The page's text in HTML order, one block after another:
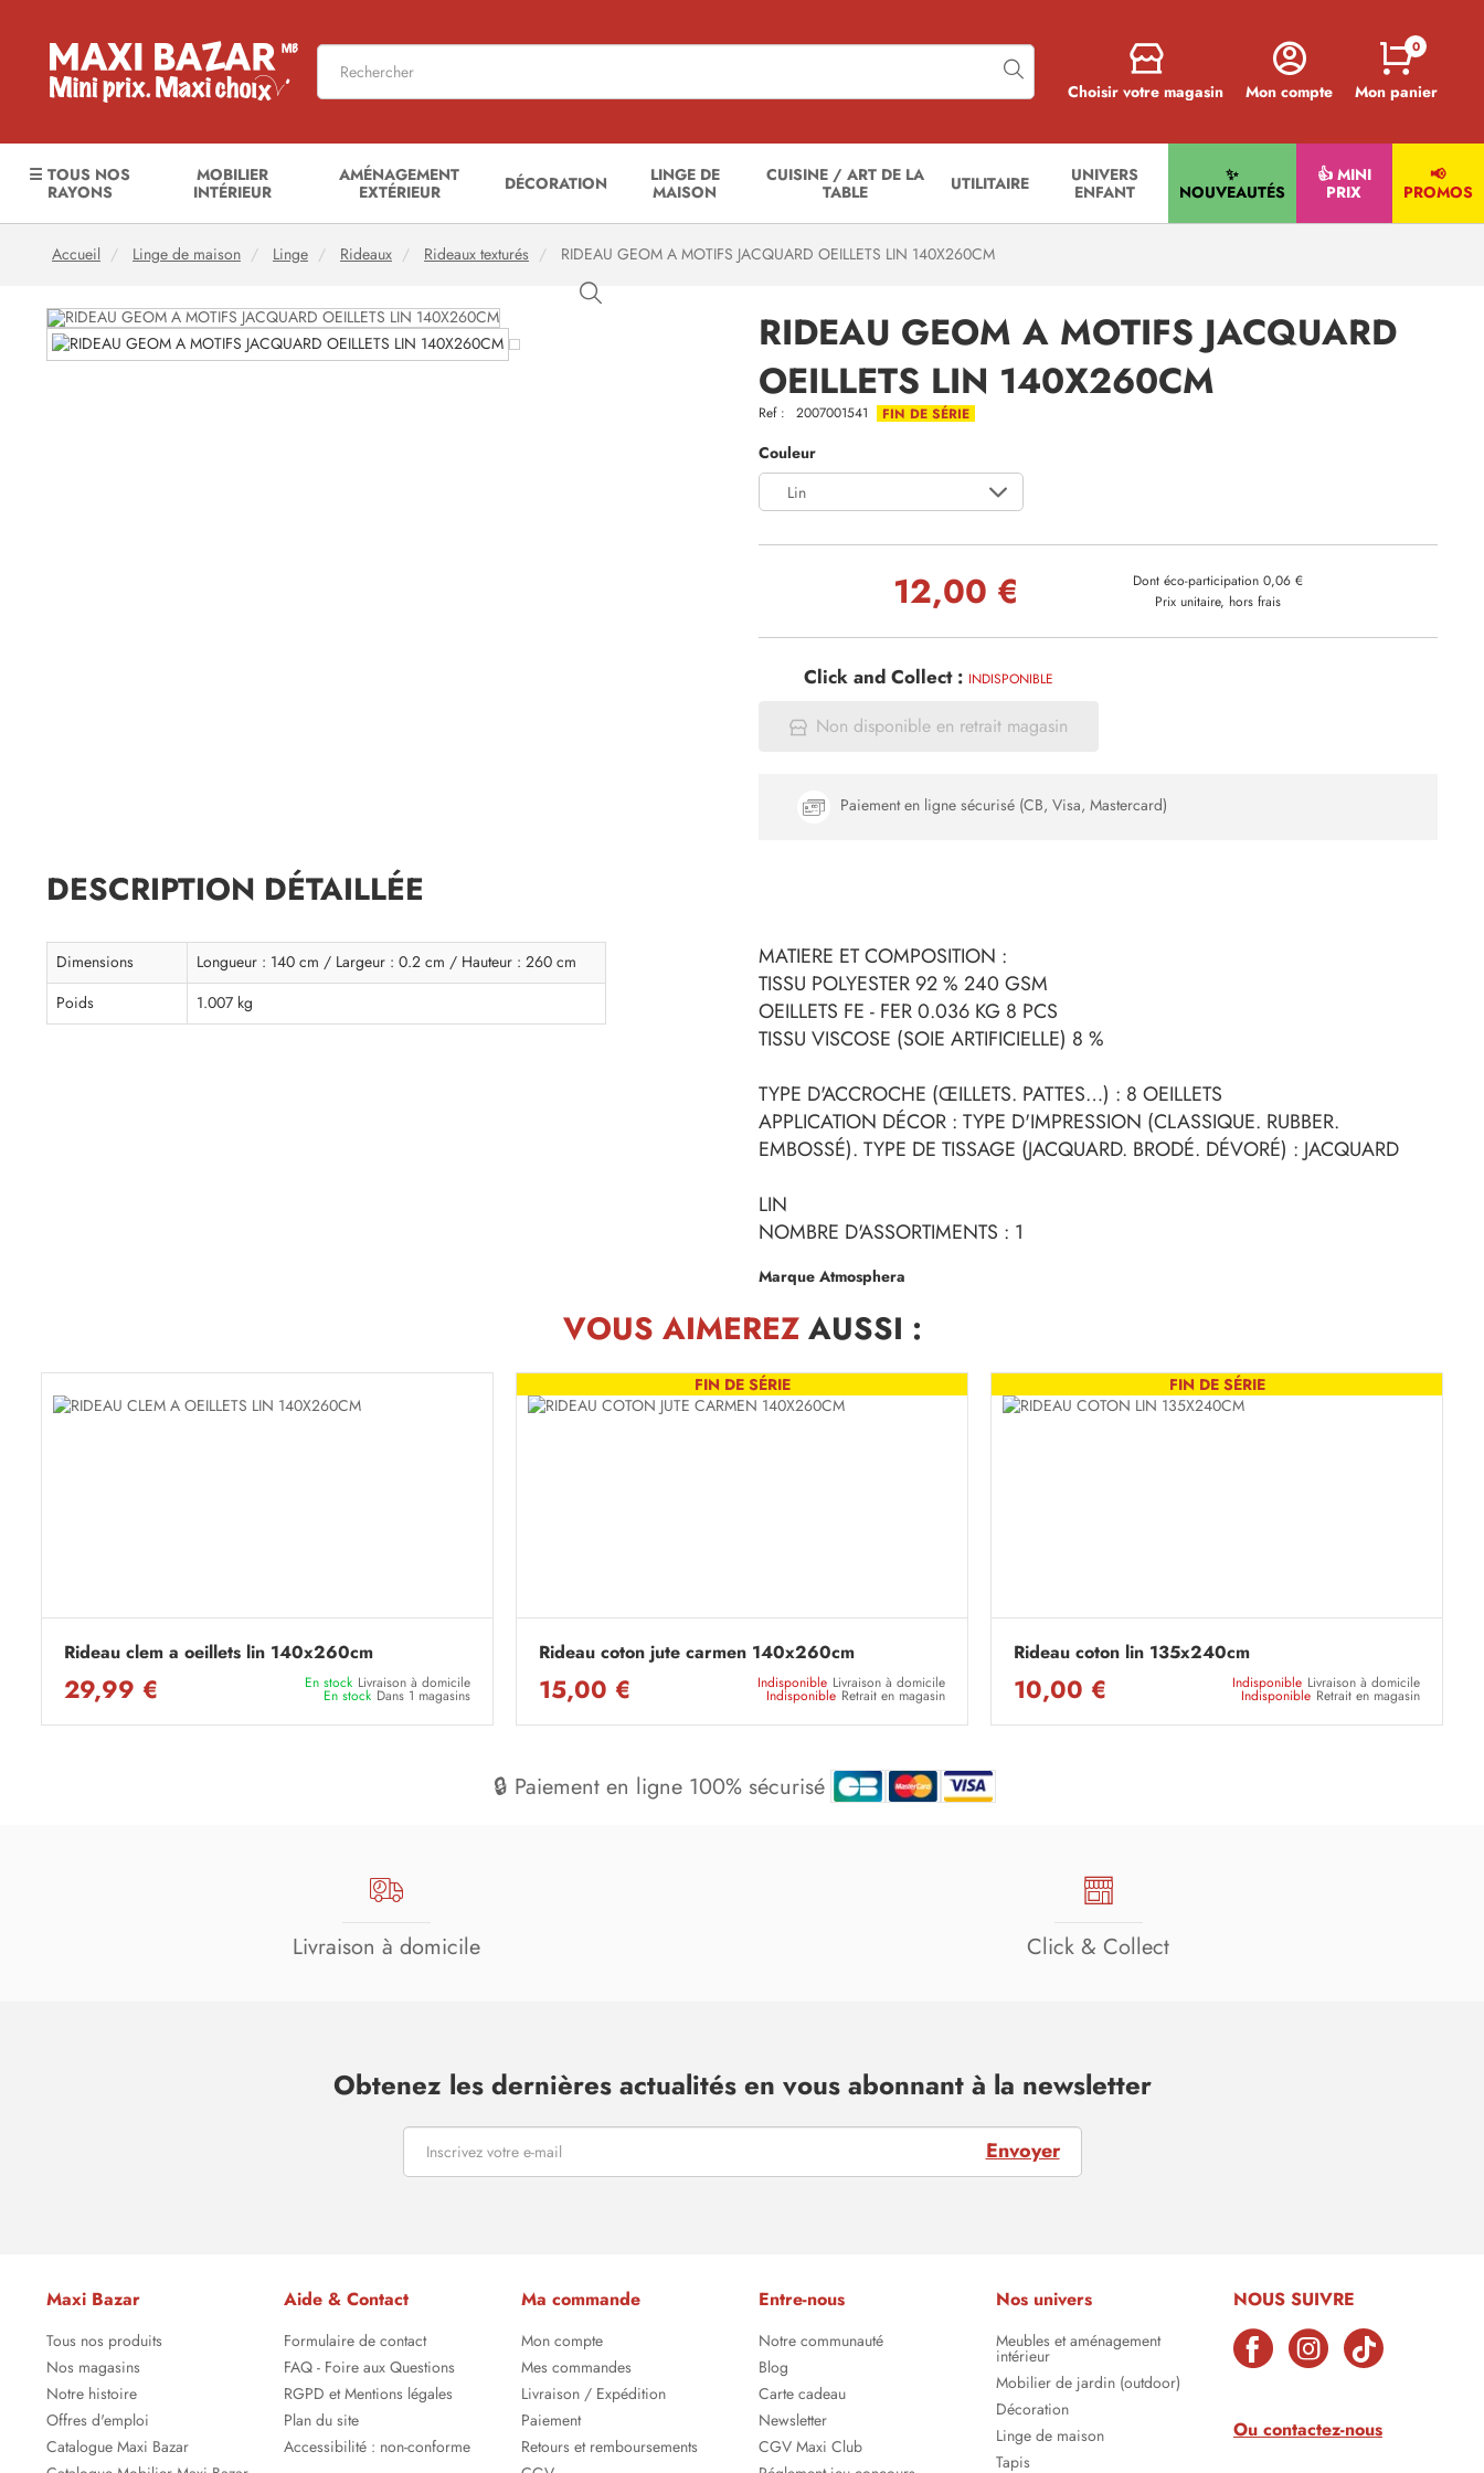
Choisir votre magasin Mon compte Mon panier
0
☰ TOUS NOS
RAYONS
MOBILIER
INTÉRIEUR
AMÉNAGEMENT
EXTÉRIEUR
DÉCORATION
LINGE DE
MAISON
CUISINE / ART DE LA
TABLE
UTILITAIRE
UNIVERS
ENFANT
✨
NOUVEAUTÉS
👍 MINI
PRIX
📢
PROMOS
Accueil Linge de maison Linge Rideaux Rideaux texturés RIDEAU GEOM A MOTIFS JACQUARD OEILLETS LIN 140X260CM
RIDEAU GEOM A MOTIFS JACQUARD
OEILLETS LIN 140X260CM
Ref : 2007001541 FIN DE SÉRIE
Couleur
Lin
12,00 €
Dont éco-participation 0,06 €
Prix unitaire, hors frais
Click and Collect : INDISPONIBLE
Non disponible en retrait magasin
Paiement en ligne sécurisé (CB, Visa, Mastercard)
DESCRIPTION DÉTAILLÉE
Dimensions
Longueur : 140 cm / Largeur : 0.2 cm / Hauteur : 260 cm
Poids
1.007 kg
MATIERE ET COMPOSITION :
TISSU POLYESTER 92 % 240 GSM
OEILLETS FE - FER 0.036 KG 8 PCS
TISSU VISCOSE (SOIE ARTIFICIELLE) 8 %
TYPE D'ACCROCHE (ŒILLETS. PATTES…) : 8 OEILLETS
APPLICATION DÉCOR : TYPE D'IMPRESSION (CLASSIQUE. RUBBER.
EMBOSSÉ). TYPE DE TISSAGE (JACQUARD. BRODÉ. DÉVORÉ) : JACQUARD
LIN
NOMBRE D'ASSORTIMENTS : 1
Marque Atmosphera
VOUS AIMEREZAUSSI :
Rideau clem a oeillets lin 140x260cm
29,99 € En stock Livraison à domicile
En stock Dans 1 magasins
FIN DE SÉRIE
Rideau coton jute carmen 140x260cm
15,00 € Indisponible Livraison à domicile
Indisponible Retrait en magasin
FIN DE SÉRIE
Rideau coton lin 135x240cm
10,00 € Indisponible Livraison à domicile
Indisponible Retrait en magasin
🔒 Paiement en ligne 100% sécurisé
Livraison à domicile Click & Collect
Obtenez les dernières actualités en vous abonnant à la newsletter
Envoyer
Maxi Bazar
Tous nos produits
Nos magasins
Notre histoire
Offres d'emploi
Catalogue Maxi Bazar
Aide & Contact
Formulaire de contact
FAQ - Foire aux Questions
RGPD et Mentions légales
Plan du site
Accessibilité : non-conforme
Ma commande
Mon compte
Mes commandes
Livraison / Expédition
Paiement
Retours et remboursements
Entre-nous
Notre communauté
Blog
Carte cadeau
Newsletter
CGV Maxi Club
Nos univers
Meubles et aménagement
intérieur
Mobilier de jardin (outdoor)
Décoration
Linge de maison
Tapis
NOUS SUIVRE
Ou contactez-nous